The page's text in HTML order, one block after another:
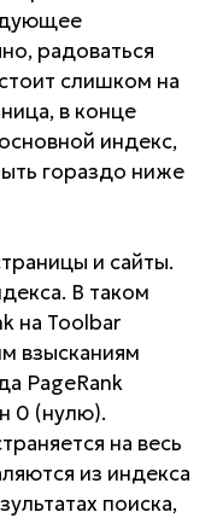
радоваться
слишком на
в конце
индекс,
гораздо ниже
и сайты.
В таком
на Toolbar
взысканиям
PageRank
0 (нулю).
на весь
из индекса
поиска,